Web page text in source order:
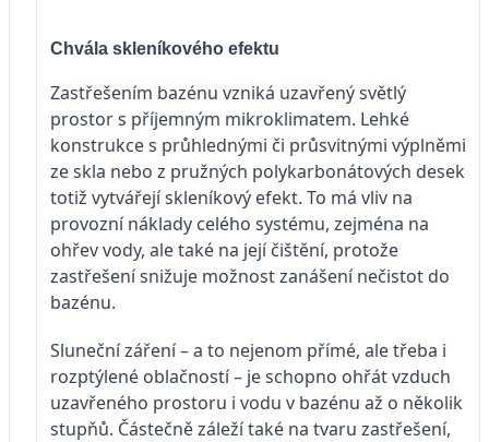
Chvála skleníkového efektu
Zastřešením bazénu vzniká uzavřený světlý
prostor s příjemným mikroklimatem. Lehké
konstrukce s průhlednými či průsvitnými výplněmi
ze skla nebo z pružných polykarbonátových desek
totiž vytvářejí skleníkový efekt. To má vliv na
provozní náklady celého systému, zejména na
ohřev vody, ale také na její čištění, protože
zastřešení snižuje možnost zanášení nečistot do
bazénu.
Sluneční záření – a to nejenom přímé, ale třeba i
rozptýlené oblačností – je schopno ohřát vzduch
uzavřeného prostoru i vodu v bazénu až o několik
stupňů. Částečně záleží také na tvaru zastřešení,